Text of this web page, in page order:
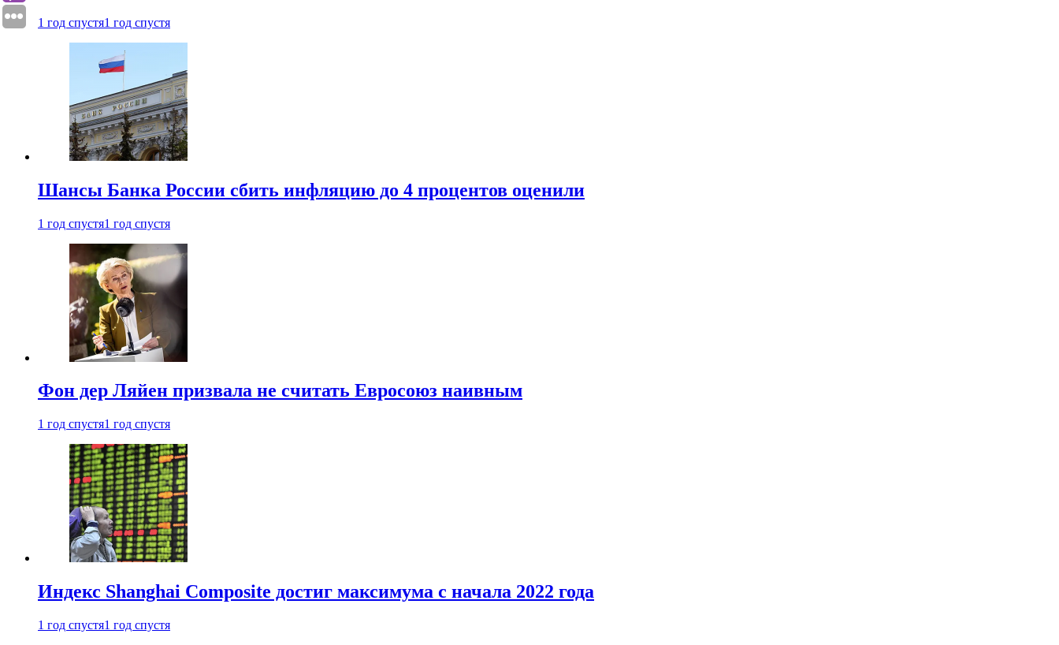
1 год спустя1 год спустя
Шансы Банка России сбить инфляцию до 4 процентов оценили
1 год спустя1 год спустя
Фон дер Ляйен призвала не считать Евросоюз наивным
1 год спустя1 год спустя
Индекс Shanghai Composite достиг максимума с начала 2022 года
1 год спустя1 год спустя